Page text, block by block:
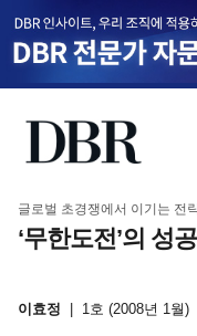
글로벌 초경쟁에서 이기는 전
‘무한도전’의 성
이효정 1호 (2008년 1월)